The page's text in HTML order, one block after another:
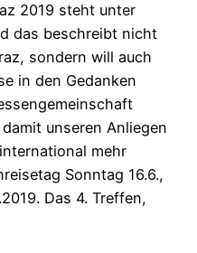
2019 steht unter
das beschreibt nicht
sondern will auch
in den Gedanken
unseren Anliegen
mehr
Sonntag 16.6.,
Das 4. Treffen,